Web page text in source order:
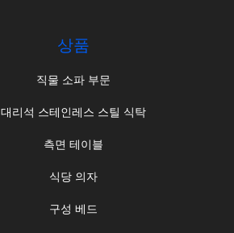
상품
직물 소파 부문
대리석 스테인레스 스틸 식탁
측면 테이블
식당 의자
구성 베드